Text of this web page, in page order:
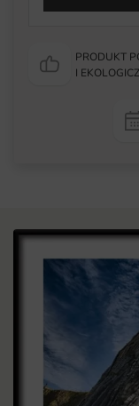
PRODUKT
I